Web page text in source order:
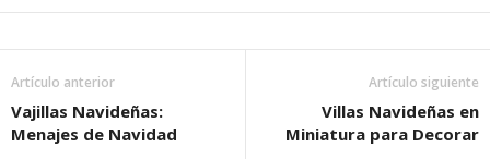
Artículo anterior
Vajillas Navideñas:
Menajes de Navidad
Artículo siguiente
Villas Navideñas en
Miniatura para Decorar